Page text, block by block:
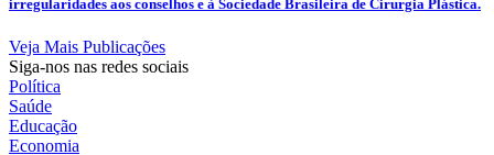
irregularidades aos conselhos e à Sociedade Brasileira de Cirurgia Plástica.
Veja Mais Publicações
Siga-nos nas redes sociais
Política
Saúde
Educação
Economia